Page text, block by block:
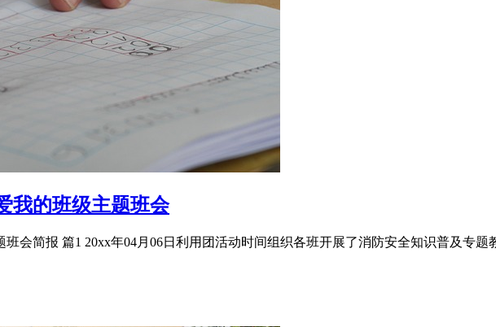
我的班级主题班会
会简报 篇1 20xx年04月06日利用团活动时间组织各班开展了消防安全知识普及专